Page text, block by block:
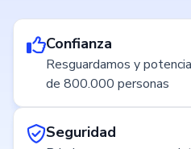
Confianza
Resguardamos y
de 800.000 personas
Seguridad